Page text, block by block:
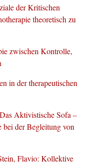
der Kritischen
theoretisch zu
zwischen Kontrolle,
in der therapeutischen
Aktivistische Sofa –
der Begleitung von
Flavio: Kollektive